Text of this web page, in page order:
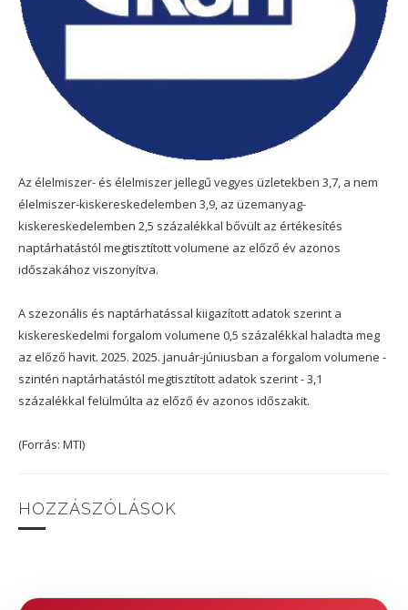
Az élelmiszer- és élelmiszer jellegű vegyes üzletekben 3,7, a nem
élelmiszer-kiskereskedelemben 3,9, az üzemanyag-
kiskereskedelemben 2,5 százalékkal bővült az értékesítés
naptárhatástól megtisztított volumene az előző év azonos
időszakához viszonyítva.
A szezonális és naptárhatással kiigazított adatok szerint a
kiskereskedelmi forgalom volumene 0,5 százalékkal haladta meg
az előző havit. 2025. 2025. január-júniusban a forgalom volumene -
szintén naptárhatástól megtisztított adatok szerint - 3,1
százalékkal felülmúlta az előző év azonos időszakit.
(Forrás: MTI)
HOZZÁSZÓLÁSOK